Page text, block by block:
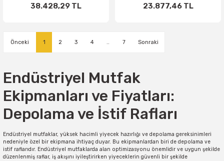
38.428,29 TL 23.877,46 TL
1 2 3 4 .. 7
Endüstriyel Mutfak
Ekipmanları ve Fiyatları:
Depolama ve İstif Rafları
Endüstriyel mutfaklar, yüksek hacimli yiyecek hazırlığı ve depolama gereksinimleri
nedeniyle özel bir ekipmana ihtiyaç duyar. Bu ekipmanlardan biri de depolama ve
istif raflarıdır. Endüstriyel mutfaklarda alan optimizasyonu önemlidir ve uygun şekilde
düzenlenmiş raflar, iş akışını iyileştirirken yiyeceklerin güvenli bir şekilde